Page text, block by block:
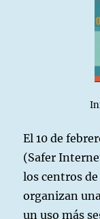
El 10 de
(Safer
los centros
organizan
un uso más